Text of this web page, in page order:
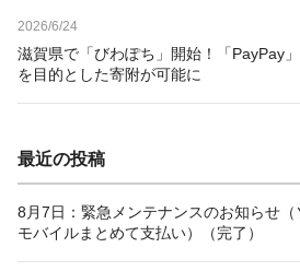
2026/6/24
滋賀県で「びわぽち」開始！「PayPay
を目的とした寄附が可能に
最近の投稿
8月7日：緊急メンテナンスのお知らせ（
モバイルまとめて支払い）（完了）